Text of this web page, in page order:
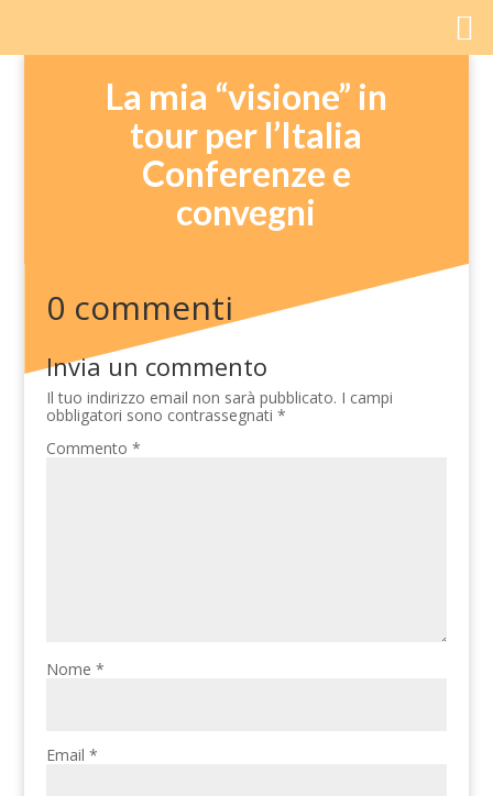
La mia “visione” in
tour per l’Italia
Conferenze e
convegni
0 commenti
Invia un commento
Il tuo indirizzo email non sarà pubblicato. I campi
obbligatori sono contrassegnati*
Commento*
Nome*
Email*